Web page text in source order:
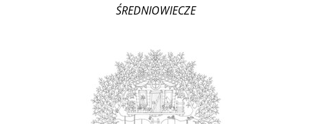
ŚREDNIOWIECZE